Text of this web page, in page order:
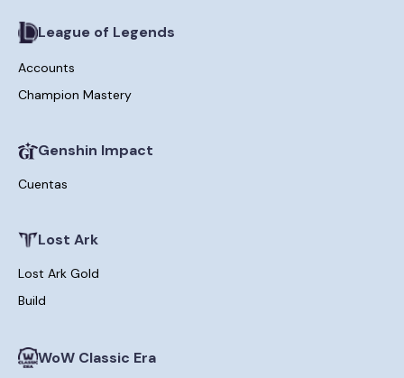
League of Legends
Accounts
Champion Mastery
Genshin Impact
Cuentas
Lost Ark
Lost Ark Gold
Build
WoW Classic Era